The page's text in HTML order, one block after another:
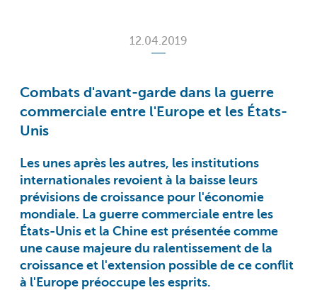
12.04.2019
Combats d'avant-garde dans la guerre
commerciale entre l'Europe et les États-
Unis
Les unes après les autres, les institutions
internationales revoient à la baisse leurs
prévisions de croissance pour l'économie
mondiale. La guerre commerciale entre les
États-Unis et la Chine est présentée comme
une cause majeure du ralentissement de la
croissance et l'extension possible de ce conflit
à l'Europe préoccupe les esprits.